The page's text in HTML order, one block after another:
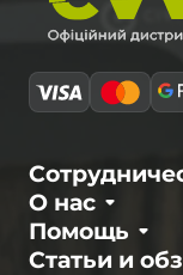
О нас
Статьи и
Помощь